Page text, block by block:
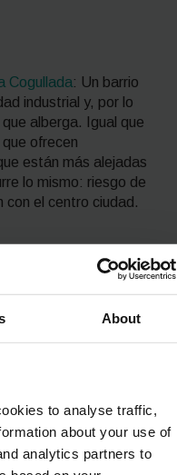
About
to analyse traffic,
about your use of
analytics partners to
Cogullada: Un barrio
industrial y, por lo
alberga. Igual que
ofrecen
están más alejadas
lo mismo: riesgo de
con el centro ciudad.
gustar